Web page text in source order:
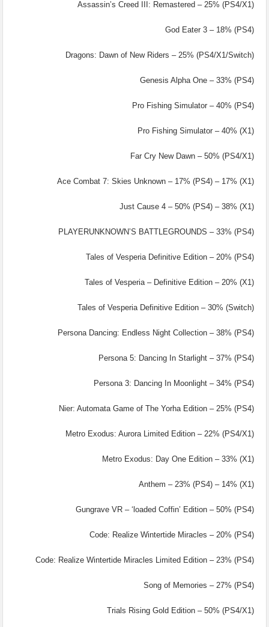
Assassin’s Creed III: Remastered – 25% (PS4/X1)
God Eater 3 – 18% (PS4)
Dragons: Dawn of New Riders – 25% (PS4/X1/Switch)
Genesis Alpha One – 33% (PS4)
Pro Fishing Simulator – 40% (PS4)
Pro Fishing Simulator – 40% (X1)
Far Cry New Dawn – 50% (PS4/X1)
Ace Combat 7: Skies Unknown – 17% (PS4) – 17% (X1)
Just Cause 4 – 50% (PS4) – 38% (X1)
PLAYERUNKNOWN’S BATTLEGROUNDS – 33% (PS4)
Tales of Vesperia Definitive Edition – 20% (PS4)
Tales of Vesperia – Definitive Edition – 20% (X1)
Tales of Vesperia Definitive Edition – 30% (Switch)
Persona Dancing: Endless Night Collection – 38% (PS4)
Persona 5: Dancing In Starlight – 37% (PS4)
Persona 3: Dancing In Moonlight – 34% (PS4)
Nier: Automata Game of The Yorha Edition – 25% (PS4)
Metro Exodus: Aurora Limited Edition – 22% (PS4/X1)
Metro Exodus: Day One Edition – 33% (X1)
Anthem – 23% (PS4) – 14% (X1)
Gungrave VR – ‘loaded Coffin’ Edition – 50% (PS4)
Code: Realize Wintertide Miracles – 20% (PS4)
Code: Realize Wintertide Miracles Limited Edition – 23% (PS4)
Song of Memories – 27% (PS4)
Trials Rising Gold Edition – 50% (PS4/X1)